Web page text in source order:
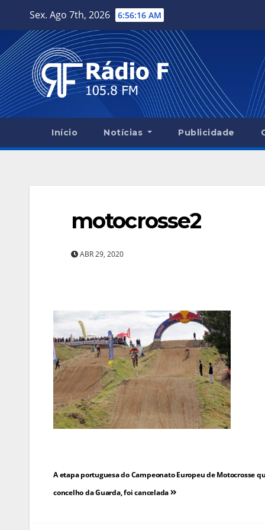
content
Sex. Ago 7th, 2026 6:56:17 AM
Início Notícias Publicidade
motocrosse2
ABR 29, 2020
Navegação
de
A etapa portuguesa do Campeonato Europeu de Motocrosse
concelho da Guarda, foi cancelada